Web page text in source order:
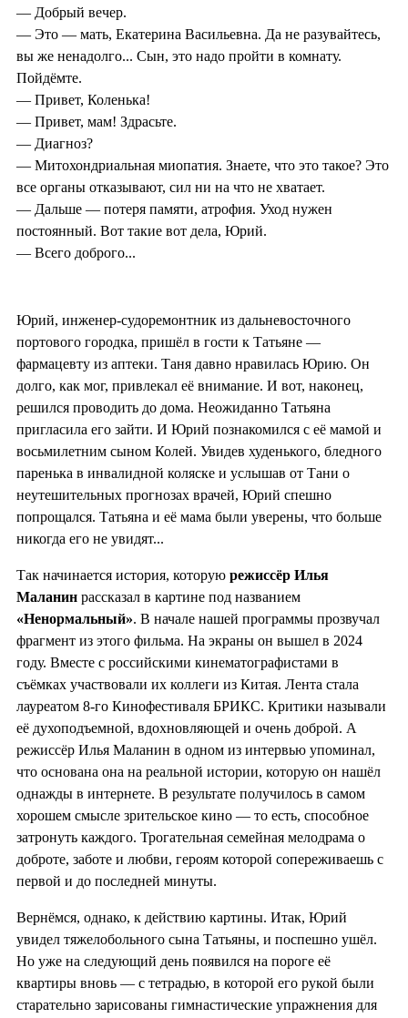
— Добрый вечер.
— Это — мать, Екатерина Васильевна. Да не разувайтесь,
вы же ненадолго... Сын, это надо пройти в комнату.
Пойдёмте.
— Привет, Коленька!
— Привет, мам! Здрасьте.
— Диагноз?
— Митохондриальная миопатия. Знаете, что это такое? Это
все органы отказывают, сил ни на что не хватает.
— Дальше — потеря памяти, атрофия. Уход нужен
постоянный. Вот такие вот дела, Юрий.
— Всего доброго...
Юрий, инженер-судоремонтник из дальневосточного
портового городка, пришёл в гости к Татьяне —
фармацевту из аптеки. Таня давно нравилась Юрию. Он
долго, как мог, привлекал её внимание. И вот, наконец,
решился проводить до дома. Неожиданно Татьяна
пригласила его зайти. И Юрий познакомился с её мамой и
восьмилетним сыном Колей. Увидев худенького, бледного
паренька в инвалидной коляске и услышав от Тани о
неутешительных прогнозах врачей, Юрий спешно
попрощался. Татьяна и её мама были уверены, что больше
никогда его не увидят...
Так начинается история, которую режиссёр Илья
Маланин рассказал в картине под названием
«Ненормальный». В начале нашей программы прозвучал
фрагмент из этого фильма. На экраны он вышел в 2024
году. Вместе с российскими кинематографистами в
съёмках участвовали их коллеги из Китая. Лента стала
лауреатом 8-го Кинофестиваля БРИКС. Критики называли
её духоподъемной, вдохновляющей и очень доброй. А
режиссёр Илья Маланин в одном из интервью упоминал,
что основана она на реальной истории, которую он нашёл
однажды в интернете. В результате получилось в самом
хорошем смысле зрительское кино — то есть, способное
затронуть каждого. Трогательная семейная мелодрама о
доброте, заботе и любви, героям которой сопереживаешь с
первой и до последней минуты.
Вернёмся, однако, к действию картины. Итак, Юрий
увидел тяжелобольного сына Татьяны, и поспешно ушёл.
Но уже на следующий день появился на пороге её
квартиры вновь — с тетрадью, в которой его рукой были
старательно зарисованы гимнастические упражнения для